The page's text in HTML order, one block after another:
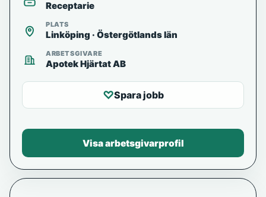
Receptarie
PLATS
Linköping · Östergötlands län
ARBETSGIVARE
Apotek Hjärtat AB
♡Spara jobb
Visa arbetsgivarprofil